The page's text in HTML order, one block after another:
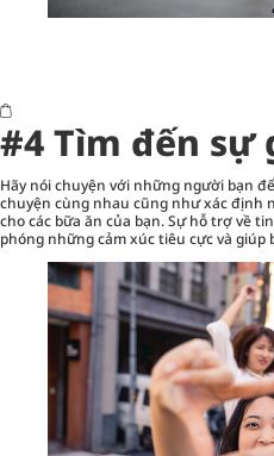
#4 Tìm đến sự
Hãy nói chuyện với những người bạn
chuyện cùng nhau cũng như xác định
cho các bữa ăn của bạn. Sự hỗ trợ về
phóng những cảm xúc tiêu cực và giúp